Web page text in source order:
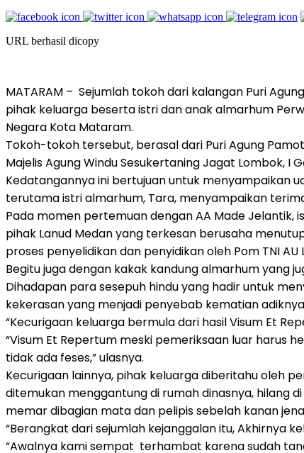
URL berhasil dicopy
MATARAM – Sejumlah tokoh dari kalangan Puri
pihak keluarga beserta istri dan anak almarhum
Negara Kota Mataram.
Tokoh-tokoh tersebut, berasal dari Puri Agung
Majelis Agung Windu Sesukertaning Jagat Lombok, I
Kedatangannya ini bertujuan untuk menyampaikan
terutama istri almarhum, Tara, menyampaikan
Pada momen pertemuan dengan AA Made
pihak Lanud Medan yang terkesan berusaha
proses penyelidikan dan penyidikan oleh Pom TNI AU
Begitu juga dengan kakak kandung almarhum yang
Dihadapan para sesepuh hindu yang hadir untuk
kekerasan yang menjadi penyebab kematian
“Kecurigaan keluarga bermula dari hasil Visum Et
“Visum Et Repertum meski pemeriksaan luar harus
tidak ada feses,” ulasnya.
Kecurigaan lainnya, pihak keluarga diberitahu oleh
ditemukan menggantung di rumah dinasnya, hilang
memar dibagian mata dan pelipis sebelah kanan
“Berangkat dari sejumlah kejanggalan itu, Akhirnya
“Awalnya kami sempat terhambat karena sudah